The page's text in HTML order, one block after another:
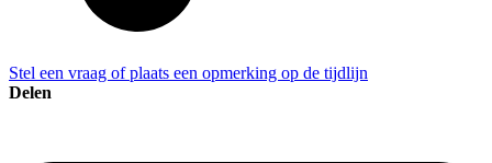
Stel een vraag of plaats een opmerking op de tijdlijn
Delen